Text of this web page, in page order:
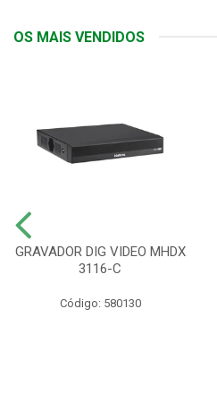
OS MAIS VENDIDOS
GRAVADOR DIG VIDEO MHDX
3116-C
Código: 580130